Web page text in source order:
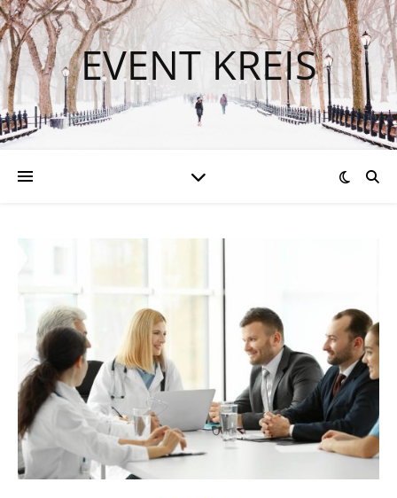
EVENT KREIS